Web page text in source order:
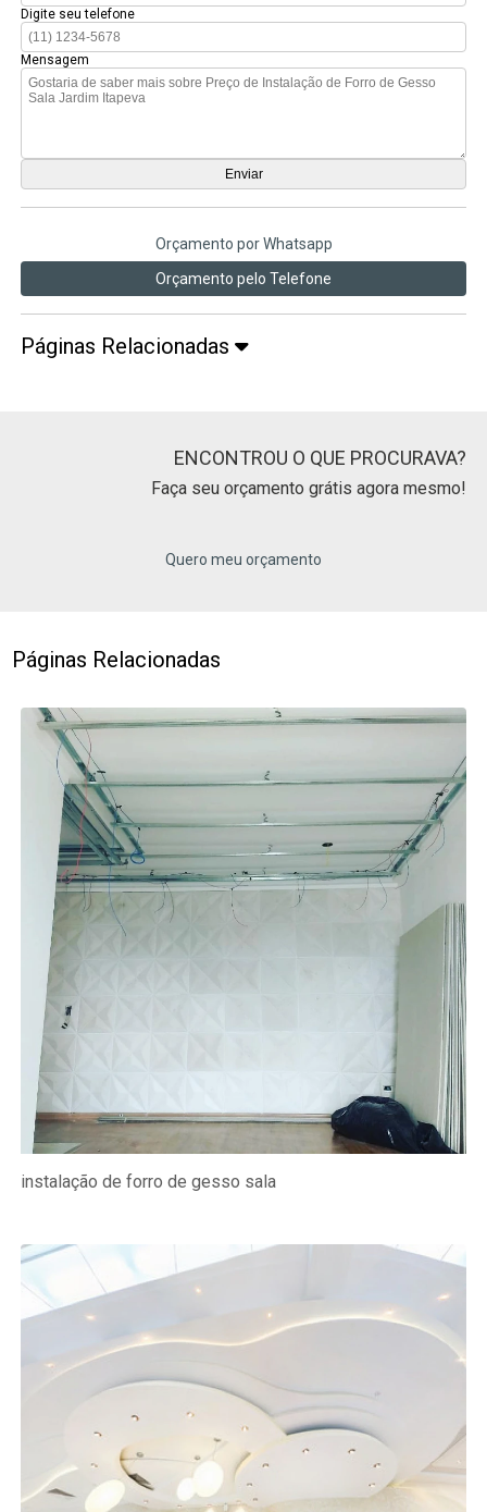
Digite seu telefone
Mensagem
Orçamento por Whatsapp
Orçamento pelo Telefone
Páginas Relacionadas
ENCONTROU O QUE PROCURAVA?
Faça seu orçamento grátis agora mesmo!
Quero meu orçamento
Páginas Relacionadas
instalação de forro de gesso sala